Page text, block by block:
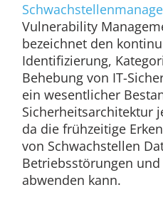
Vulnerability
bezeichnet den
Identifizierung,
Behebung von IT-
ein wesentlicher
Sicherheitsarchitektur
da die frühzeitige
von Schwachstellen
Betriebsstörungen
abwenden kann.